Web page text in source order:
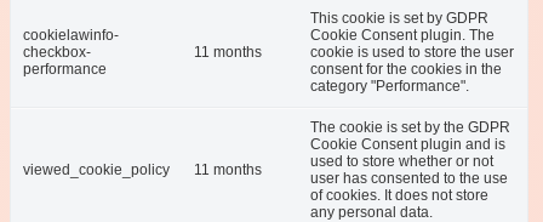
cookielawinfo-
checkbox-
performance
11 months
This cookie is set by GDPR
Cookie Consent plugin. The
cookie is used to store the user
consent for the cookies in the
category "Performance".
viewed_cookie_policy 11 months
The cookie is set by the GDPR
Cookie Consent plugin and is
used to store whether or not
user has consented to the use
of cookies. It does not store
any personal data.